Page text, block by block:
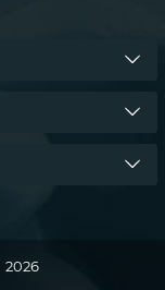
2026